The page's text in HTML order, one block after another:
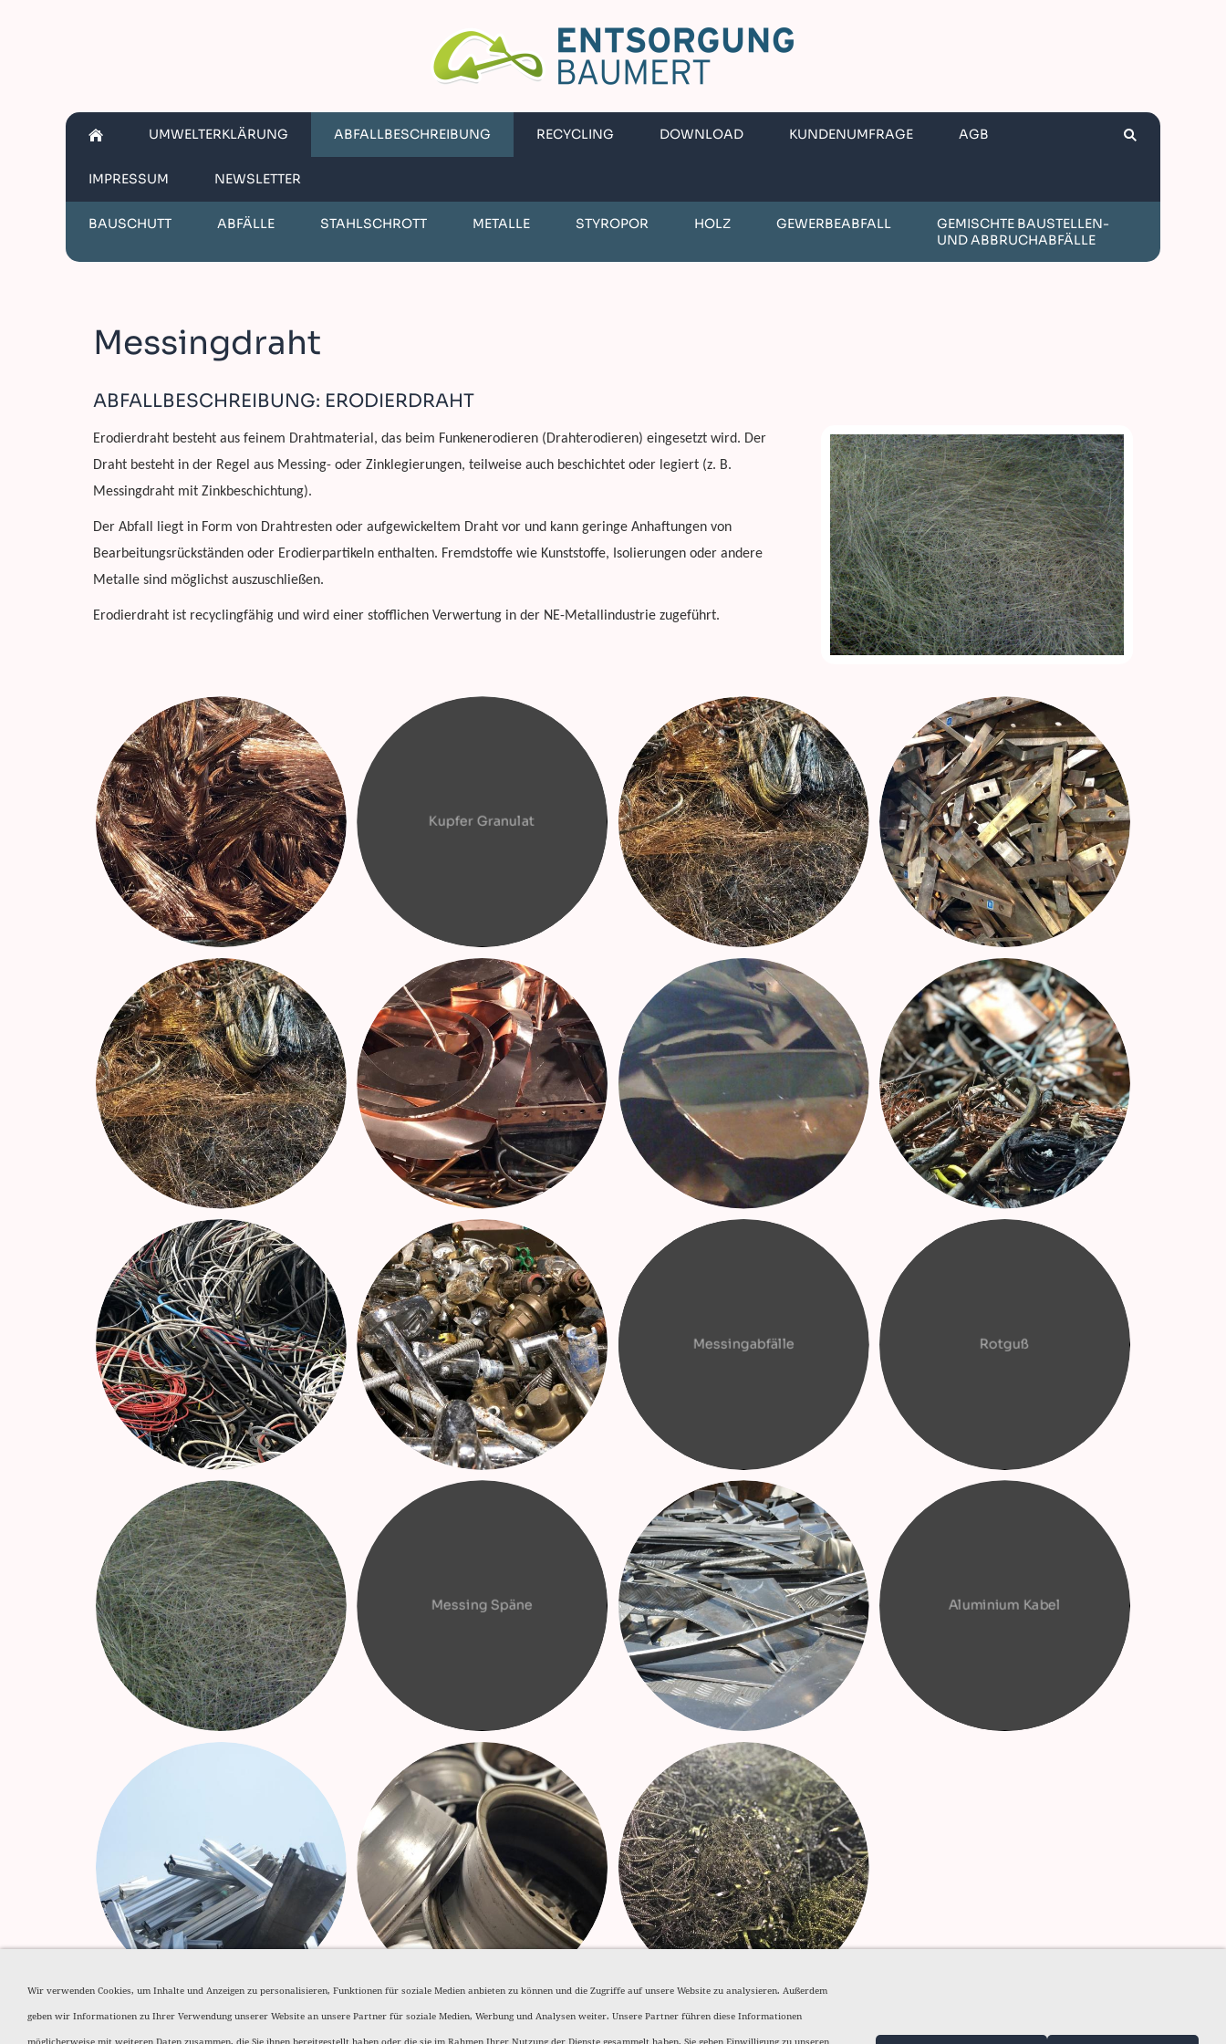
UMWELTERKLÄRUNG ABFALLBESCHREIBUNG RECYCLING DOWNLOAD KUNDENUMFRAGE AGB
IMPRESSUM NEWSLETTER
BAUSCHUTT ABFÄLLE STAHLSCHROTT METALLE STYROPOR HOLZ GEWERBEABFALL
GEMISCHTE BAUSTELLEN-
UND ABBRUCHABFÄLLE
Messingdraht
ABFALLBESCHREIBUNG: ERODIERDRAHT
Erodierdraht besteht aus feinem Drahtmaterial, das beim Funkenerodieren (Drahterodieren) eingesetzt wird. Der
Draht besteht in der Regel aus Messing- oder Zinklegierungen, teilweise auch beschichtet oder legiert (z. B.
Messingdraht mit Zinkbeschichtung).
Der Abfall liegt in Form von Drahtresten oder aufgewickeltem Draht vor und kann geringe Anhaftungen von
Bearbeitungsrückständen oder Erodierpartikeln enthalten. Fremdstoffe wie Kunststoffe, Isolierungen oder andere
Metalle sind möglichst auszuschließen.
Erodierdraht ist recyclingfähig und wird einer stofflichen Verwertung in der NE-Metallindustrie zugeführt.
Kupfer Granulat
Messingabfälle Rotguß
Messing Späne Aluminium Kabel
Wir verwenden Cookies, um Inhalte und Anzeigen zu personalisieren, Funktionen für soziale Medien anbieten zu können und die Zugriffe auf unsere Website zu analysieren. Außerdem
geben wir Informationen zu Ihrer Verwendung unserer Website an unsere Partner für soziale Medien, Werbung und Analysen weiter. Unsere Partner führen diese Informationen
möglicherweise mit weiteren Daten zusammen, die Sie ihnen bereitgestellt haben oder die sie im Rahmen Ihrer Nutzung der Dienste gesammelt haben. Sie geben Einwilligung zu unseren